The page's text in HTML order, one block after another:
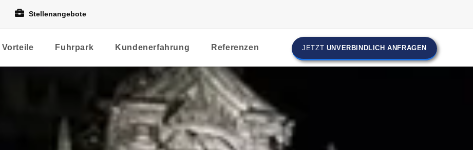
Stellenangebote
Vorteile Fuhrpark Kundenerfahrung Referenzen JETZT UNVERBINDLICH ANFRAGEN